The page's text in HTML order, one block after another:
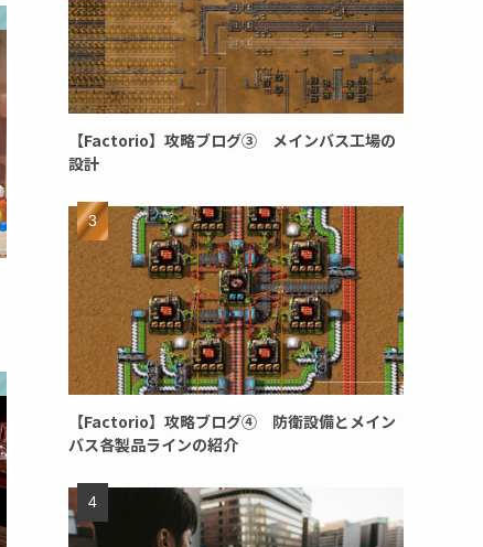
【Factorio】攻略ブログ③ メインバス工場の
設計
【Factorio】攻略ブログ④ 防衛設備とメイン
バス各製品ラインの紹介